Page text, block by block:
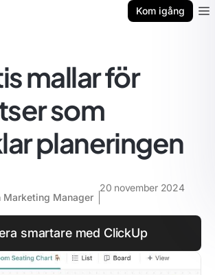
Kom igång
mallar för
som
planeringen
Marketing Manager
20 november 2024
smartare med ClickUp